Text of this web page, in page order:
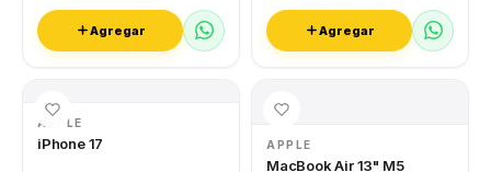
Agregar Agregar
APPLE
iPhone 17 APPLE
MacBook Air 13" M5